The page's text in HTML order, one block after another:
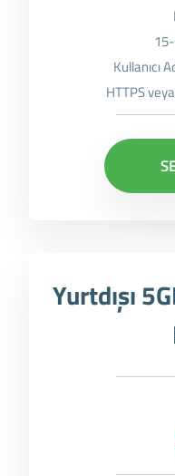
Kullanıcı
HTTPS
Yurtdışı